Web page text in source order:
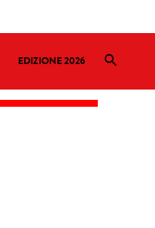
EDIZIONE 2026